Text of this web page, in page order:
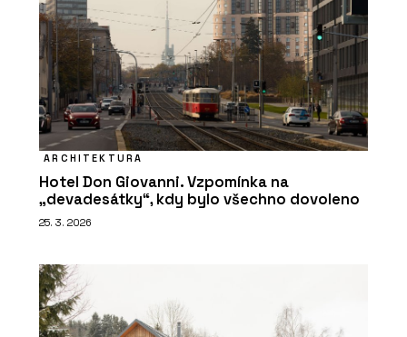
ARCHITEKTURA
Hotel Don Giovanni. Vzpomínka na
„devadesátky“, kdy bylo všechno dovoleno
25. 3. 2026